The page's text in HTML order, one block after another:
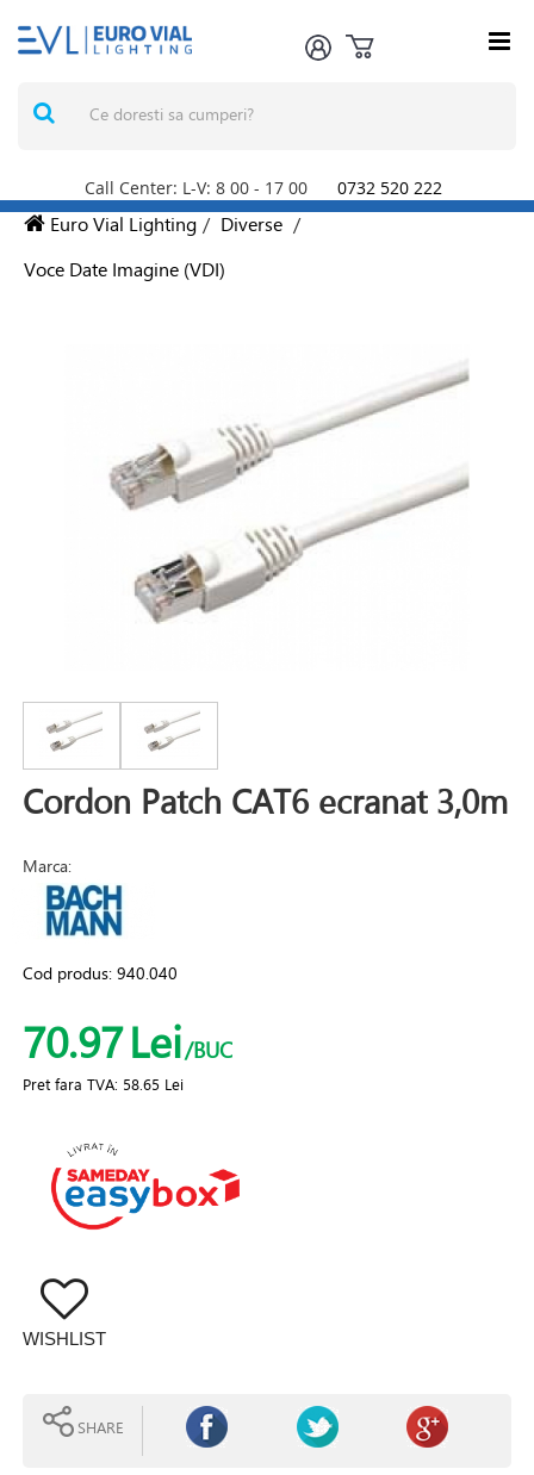
Call Center: L-V: 8 00 - 17 00 0732 520 222
Euro Vial Lighting / Diverse /
Voce Date Imagine (VDI)
Cordon Patch CAT6 ecranat 3,0m
Marca:
Cod produs:940.040
70.97Lei/BUC
Pret fara TVA: 58.65 Lei
WISHLIST
SHARE